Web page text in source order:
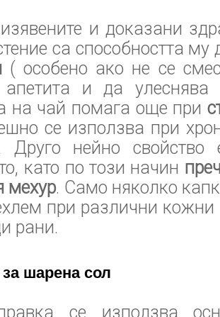
и доказани
са способността му
( особено ако не се
и да улеснява
на чай помага още при
се използва при
Друго нейно свойство
като по този начин
мехур. Само няколко
при различни кожни
рани.
шарена сол
се използва